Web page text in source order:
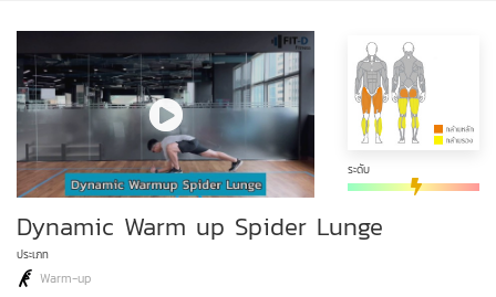
ระดับ
Dynamic Warm up Spider Lunge
ประเภท
Warm-up